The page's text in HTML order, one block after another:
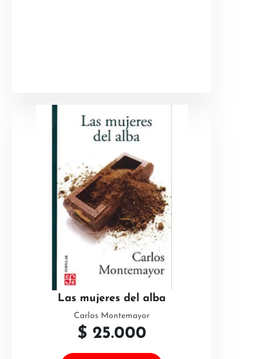
Las mujeres del alba
Carlos Montemayor
$ 25.000